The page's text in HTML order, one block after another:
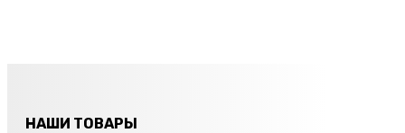
НАШИ ТОВАРЫ